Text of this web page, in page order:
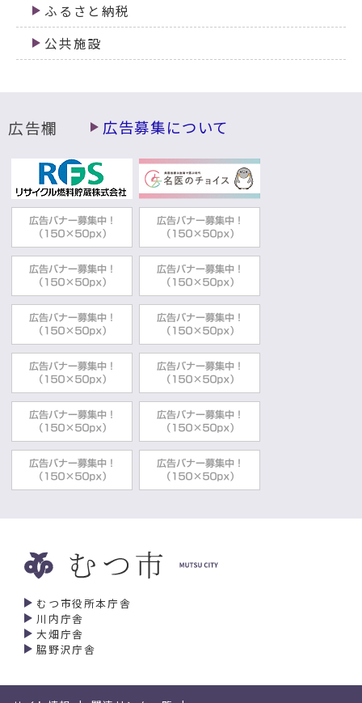
ふるさと納税
公共施設
広告欄 広告募集について
むつ市役所本庁舎
川内庁舎
大畑庁舎
脇野沢庁舎